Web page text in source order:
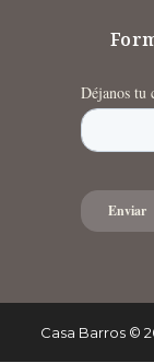
Casa Barros©